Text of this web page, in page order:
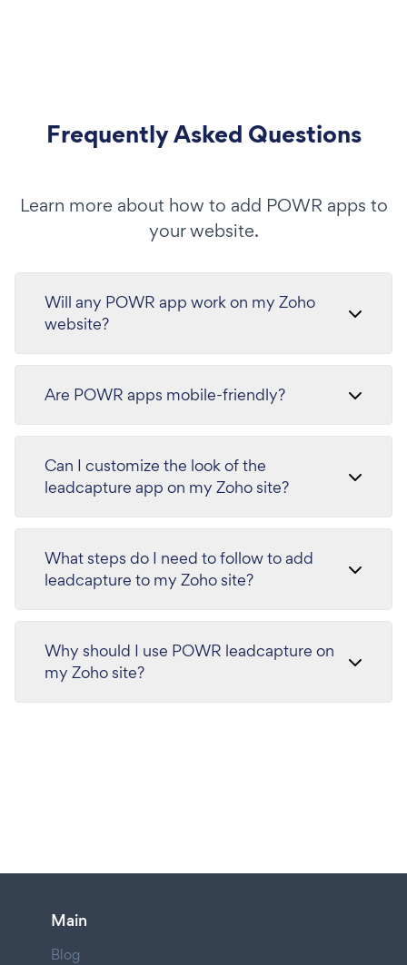
Frequently Asked Questions
Learn more about how to add POWR apps to
your website.
Will any POWR app work on my Zoho
website?
Are POWR apps mobile-friendly?
Can I customize the look of the
leadcapture app on my Zoho site?
What steps do I need to follow to add
leadcapture to my Zoho site?
Why should I use POWR leadcapture on
my Zoho site?
Main
Blog